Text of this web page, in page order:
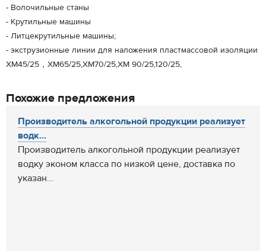
- Волочильные станы
- Крутильные машины
- Литцекрутильные машины;
- экструзионные линии для наложения пластмассовой изоляции
XM45/25，XM65/25,XM70/25,XM 90/25,120/25,
Похожие предложения
Производитель алкогольной продукции реализует
водк...
Производитель алкогольной продукции реализует
водку эконом класса по низкой цене, доставка по
указан...